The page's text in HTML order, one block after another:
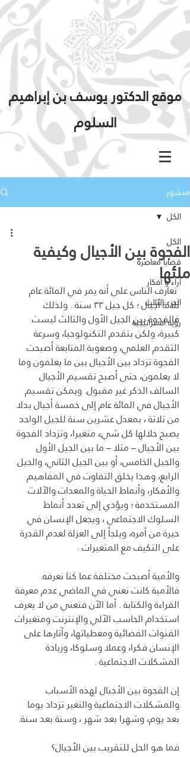
موقع الدكتور يوسف بن إبراهيم
السلوم
منشور
الكل
قضايا معاصرة
آراء و أفكار
الجزء الثالث
رؤية استراتيجية
الكل
الفجوة بين الأجيال وكيفية
ملئها
تعارف الناس على أنه يمر في المائة عام
ثلاثة أجيال ؛ كل جيل ۳۳ سنة . ولذلك
فالفجوة بين الجيل الأول والثالث ليست
كبيرة، ولكن بتقدم التكنولوجيا، وسرعة
التقدم العلمي، وصعوبة المتابعة أصبحت
الفجوة تزداد بين الأجيال بين ما يعلمون وما
لا يعلمون، حتى أصبح تقسيم الأجيال
السالف الذكر غير مقبول. ويمكن تقسيم
الأجيال في المائة عام إلى خمسة أجيال بدلا
من ثلاثة ، بمعدل عشرين سنة للجيل الواحد
يصبح خلالها كل شيء متغيرا، وتزداد الفجوة
بين الأجيال – مثلا – ما بين الجيل الأول
والجيل الخامس، أو بين الجيل الثاني، والجيل
الرابع، وهذا يخلق التفاوت في المفاهيم
والأفكار، وأنماط الحياة والمعدات والآلات
المستخدمة ؛ ويؤدي إلى تعدد أنماط
السلوك الاجتماعي ، ويجعل الإنسان في
حيرة من أمره، ويلجأ إلى العزلة لعدم القدرة
على التكيف مع المتغيرات .
والأمية أصبحت مختلفة عما كنا نعرفه.
فالأمية كانت تعني في الماضي عدم معرفة
القراءة والكتابة . أما الآن فتعني من لا يعرف
استخدام الحاسب الآلي والإنترنت ومتغيرات
القنوات الفضائية ومعطياتها، وآثارها على
الإنسان فکرا، وعملا وسلوكا، وزيادة
المشكلات الاجتماعية .
إن الفجوة بين الأجيال لهذه الأسباب
والمشكلات الاجتماعية والتغير تزداد يوما
بعد يوم، وشهرا بعد شهر ، وسنة بعد سنة.
فما هو الحل للتقريب بين الأجيال؟